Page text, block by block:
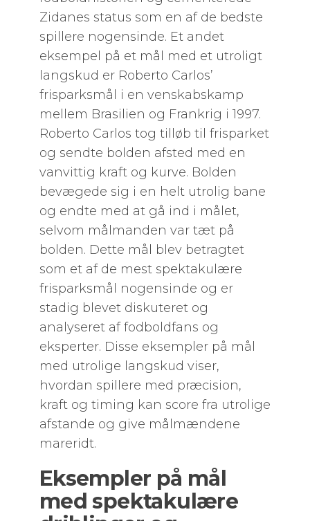
Zidanes status som en af de bedste
spillere nogensinde. Et andet
eksempel på et mål med et utroligt
langskud er Roberto Carlos’
frisparksmål i en venskabskamp
mellem Brasilien og Frankrig i 1997.
Roberto Carlos tog tilløb til frisparket
og sendte bolden afsted med en
vanvittig kraft og kurve. Bolden
bevægede sig i en helt utrolig bane
og endte med at gå ind i målet,
selvom målmanden var tæt på
bolden. Dette mål blev betragtet
som et af de mest spektakulære
frisparksmål nogensinde og er
stadig blevet diskuteret og
analyseret af fodboldfans og
eksperter. Disse eksempler på mål
med utrolige langskud viser,
hvordan spillere med præcision,
kraft og timing kan score fra utrolige
afstande og give målmændene
mareridt.
Eksempler på mål
med spektakulære